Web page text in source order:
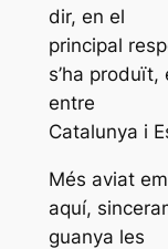
dir, en el
principal
s’ha
entre
Catalunya i
Més aviat
aquí,
guanya les